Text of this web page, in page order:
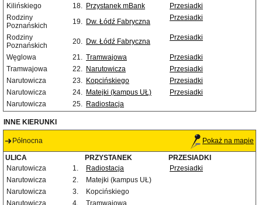
Kilińskiego
18. Przystanek mBank
Przesiadki
Rodziny
Poznańskich
19. Dw. Łódź Fabryczna Przesiadki
Rodziny
Poznańskich
20. Dw. Łódź Fabryczna Przesiadki
Węglowa 21. Tramwajowa
Przesiadki
Tramwajowa
22. Narutowicza
Przesiadki
Narutowicza
23. Kopcińskiego
Przesiadki
Narutowicza
24. Matejki (kampus UŁ)
Przesiadki
Narutowicza
25. Radiostacja
INNE KIERUNKI
Północna Pokaż na mapie
ULICA PRZYSTANEK
PRZESIADKI
Narutowicza
1. Radiostacja
Przesiadki
Narutowicza
2.
Matejki (kampus UŁ)
Narutowicza
3.
Kopcińskiego
Narutowicza
4.
Tramwajowa